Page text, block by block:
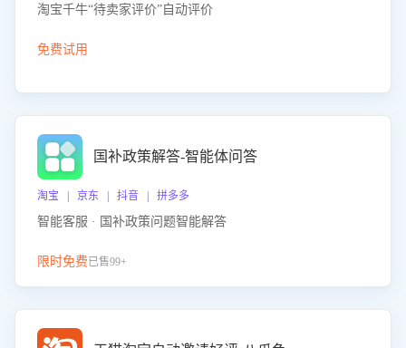
淘宝千牛“待卖家评价”自动评价
免费试用
国补政策解答-智能体问答
淘宝 | 京东 | 抖音 | 拼多多
智能客服 · 国补政策问题智能解答
限时免费已售99+